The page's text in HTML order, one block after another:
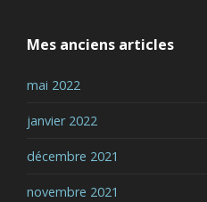
Mes anciens articles
mai 2022
janvier 2022
décembre 2021
novembre 2021